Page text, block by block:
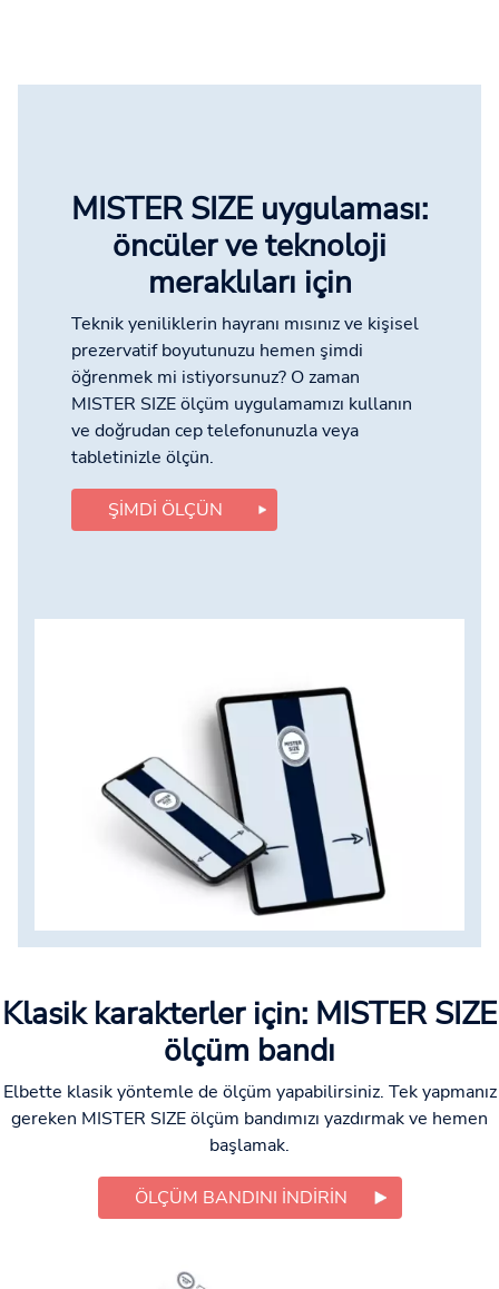
MISTER SIZE uygulaması:
öncüler ve teknoloji
meraklıları için
Teknik yeniliklerin hayranı mısınız ve kişisel
prezervatif boyutunuzu hemen şimdi
öğrenmek mi istiyorsunuz? O zaman
MISTER SIZE ölçüm uygulamamızı kullanın
ve doğrudan cep telefonunuzla veya
tabletinizle ölçün.
ŞIMDI ÖLÇÜN
Klasik karakterler için: MISTER SIZE
ölçüm bandı
Elbette klasik yöntemle de ölçüm yapabilirsiniz. Tek yapmanız
gereken MISTER SIZE ölçüm bandımızı yazdırmak ve hemen
başlamak.
ÖLÇÜM BANDINI INDIRIN